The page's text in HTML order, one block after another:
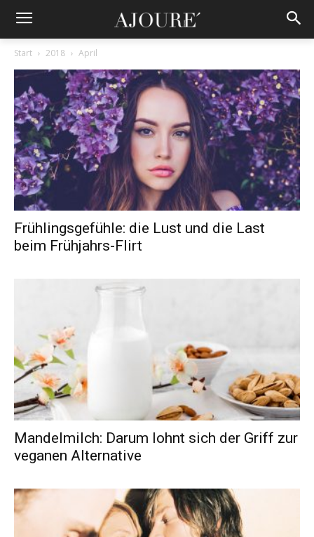
Start 2018 April
Frühlingsgefühle: die Lust und die Last
beim Frühjahrs-Flirt
Mandelmilch: Darum lohnt sich der Griff zur
veganen Alternative